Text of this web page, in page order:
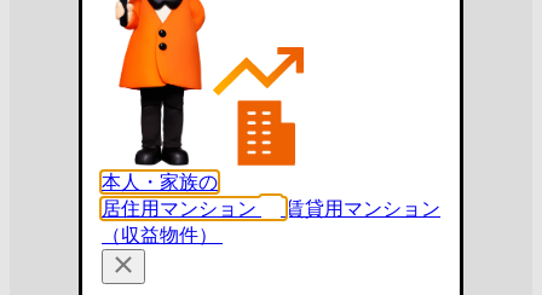
本人・家族の
居住用マンション
賃貸用マンション
（収益物件）